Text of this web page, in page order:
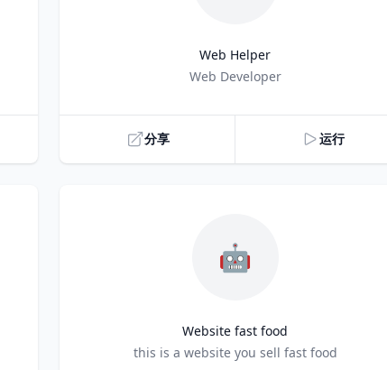
Web Helper
Web Developer
分享 运行
🤖
Website fast food
this is a website you sell fast food